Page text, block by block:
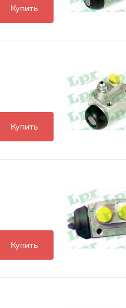
Купить
Купить
Купить